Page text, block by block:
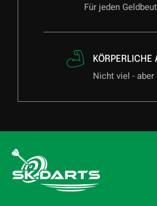
Für jeden
KÖRPERLICHE
Nicht viel - aber